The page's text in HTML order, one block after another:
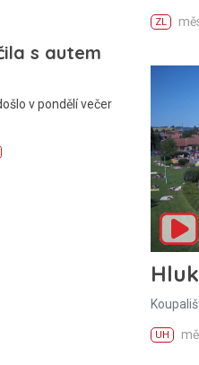
s autem
v pondělí večer
ZL
Hluk
UH